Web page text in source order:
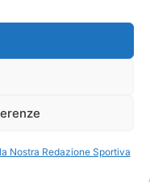
Nostra Redazione Sportiva